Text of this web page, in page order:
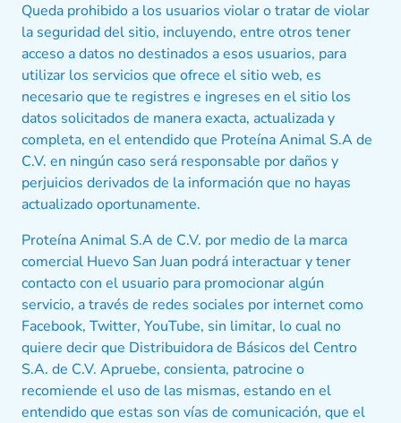
Queda prohibido a los usuarios violar o tratar de violar
la seguridad del sitio, incluyendo, entre otros tener
acceso a datos no destinados a esos usuarios, para
utilizar los servicios que ofrece el sitio web, es
necesario que te registres e ingreses en el sitio los
datos solicitados de manera exacta, actualizada y
completa, en el entendido que Proteína Animal S.A de
C.V. en ningún caso será responsable por daños y
perjuicios derivados de la información que no hayas
actualizado oportunamente.
Proteína Animal S.A de C.V. por medio de la marca
comercial Huevo San Juan podrá interactuar y tener
contacto con el usuario para promocionar algún
servicio, a través de redes sociales por internet como
Facebook, Twitter, YouTube, sin limitar, lo cual no
quiere decir que Distribuidora de Básicos del Centro
S.A. de C.V. Apruebe, consienta, patrocine o
recomiende el uso de las mismas, estando en el
entendido que estas son vías de comunicación, que el